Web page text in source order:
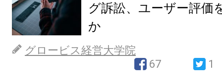
グ訴訟、ユーザー評価
か
グロービス経営大学院
67
1